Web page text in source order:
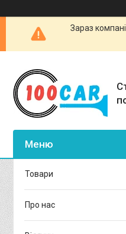
Зараз
Товари
Про нас